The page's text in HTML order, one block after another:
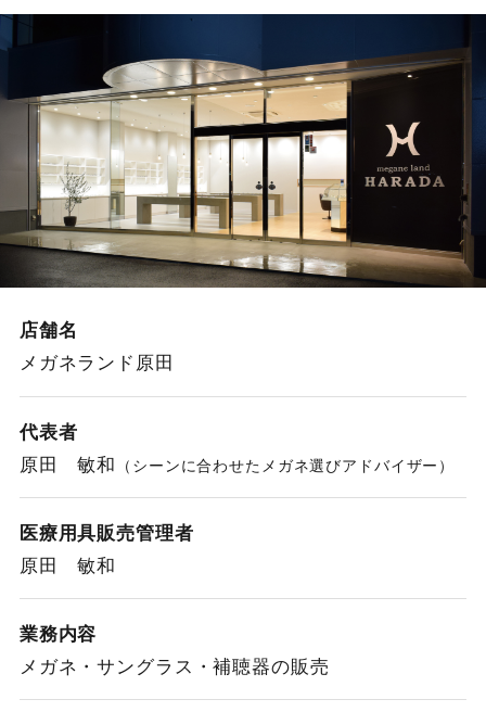
店舗名
メガネランド原田
代表者
原田 敏和 （シーンに合わせたメガネ選びアドバイザー）
医療用具販売管理者
原田 敏和
業務内容
メガネ・サングラス・補聴器の販売